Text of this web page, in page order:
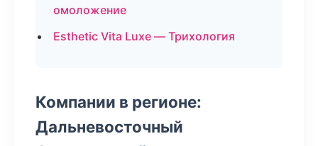
омоложение
Esthetic Vita Luxe — Трихология
Компании в регионе:
Дальневосточный